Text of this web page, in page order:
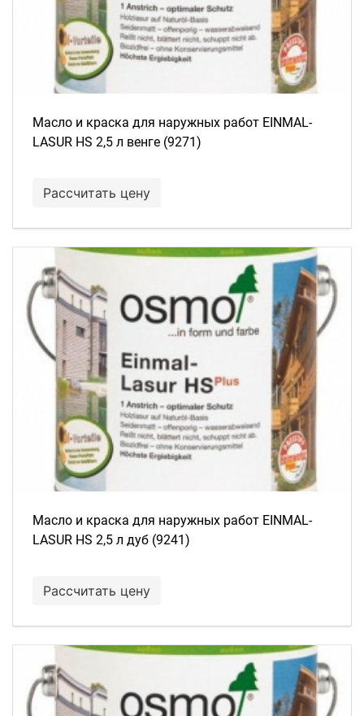
Масло и краска для наружных работ EINMAL-
LASUR HS 2,5 л венге (9271)
Рассчитать цену
Масло и краска для наружных работ EINMAL-
LASUR HS 2,5 л дуб (9241)
Рассчитать цену